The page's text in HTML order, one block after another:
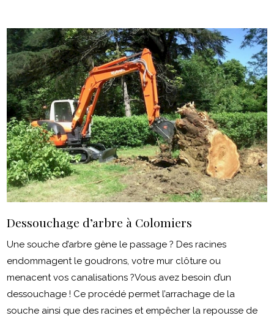
Dessouchage d’arbre à Colomiers
Une souche d’arbre gène le passage ? Des racines
endommagent le goudrons, votre mur clôture ou
menacent vos canalisations ?Vous avez besoin d’un
dessouchage ! Ce procédé permet l’arrachage de la
souche ainsi que des racines et empêcher la repousse de